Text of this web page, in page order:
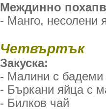
Междинно
- Манго, несолени
Четвъртък
Закуска:
- Малини с бадеми
- Бъркани яйца с
- Билков чай